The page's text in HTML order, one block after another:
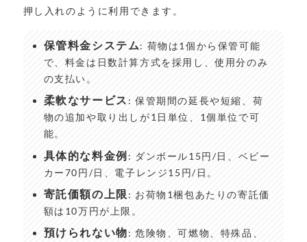
押し入れのように利用できます。
保管料金システム: 荷物は1個から保管可能
で、料金は日数計算方式を採用し、使用分のみ
の支払い。
柔軟なサービス : 保管期間の延長や短縮、荷
物の追加や取り出しが1日単位、1個単位で可
能。
具体的な料金例: ダンボール15円/日、ベビー
カー70円/日、電子レンジ15円/日。
寄託価額の上限 : お荷物1梱包あたりの寄託価
額は10万円が上限。
預けられない物: 危険物、可燃物、特殊品、